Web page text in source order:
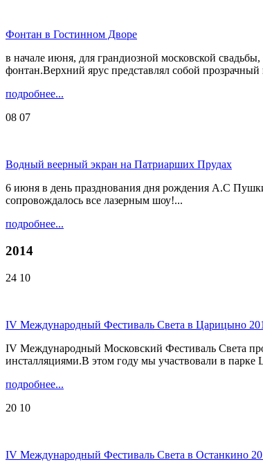
Фонтан в Гостинном Дворе
в начале июня, для грандиозной московской
фонтан.Верхний ярус представлял собой
подробнее...
08 07
Водный веерный экран на Патриарших Прудах
6 июня в день празднования дня рождения А.С
сопровождалось все лазерным шоу!...
подробнее...
2014
24 10
IV Международный Фестиваль Света в Царицыно
IV Международный Московский Фестиваль Света
инсталляциями.В этом году мы участвовали в
подробнее...
20 10
IV Международный Фестиваль Света в Останкино